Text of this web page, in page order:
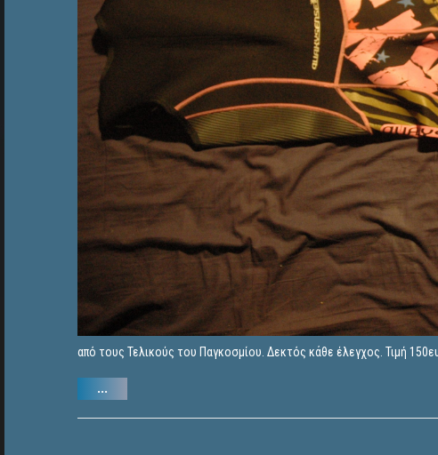
από τους Τελικούς του Παγκοσμίου. Δεκτός κάθε έλεγχος. Τιμή
...